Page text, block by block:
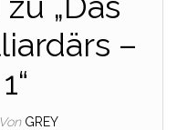
–
Von GREY